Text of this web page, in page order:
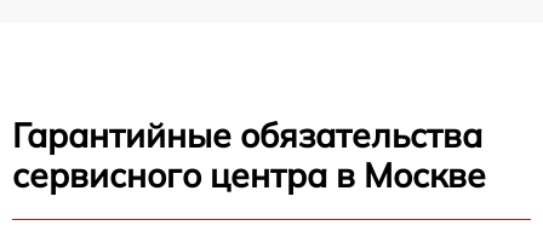
Гарантийные обязательства
сервисного центра в Москве